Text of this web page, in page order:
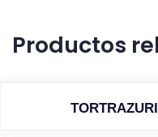
Productos